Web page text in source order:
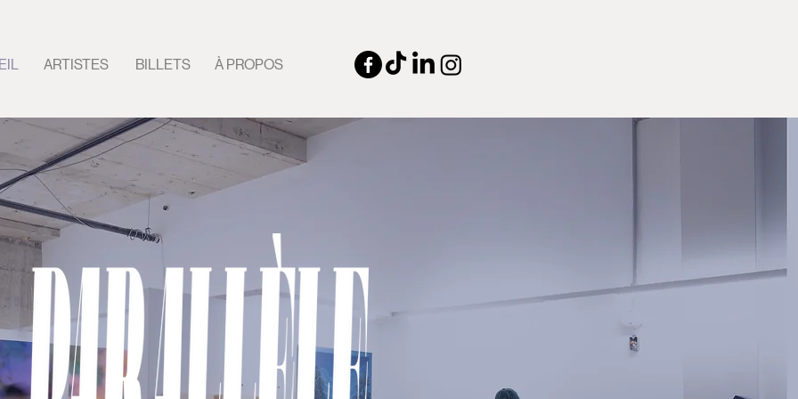
ARTISTES BILLETS À PROPOS